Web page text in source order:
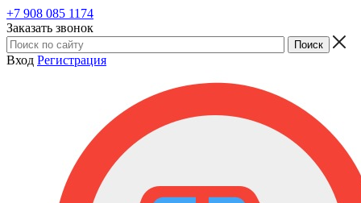
+7 908 085 1174
Заказать звонок
Вход Регистрация